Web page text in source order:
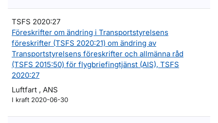
TSFS 2020:27
Föreskrifter om ändring i Transportstyrelsens
föreskrifter (TSFS 2020:21) om ändring av
Transportstyrelsens föreskrifter och allmänna råd
(TSFS 2015:50) för flygbriefingtjänst (AIS), TSFS
2020:27
Luftfart , ANS
I kraft 2020-06-30